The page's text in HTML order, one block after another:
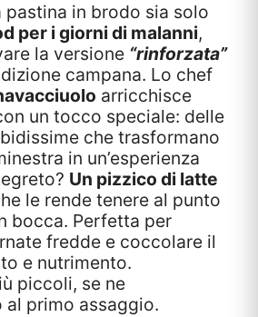
pastina in brodo sia solo
per i giorni di malanni,
la versione “rinforzata”
campana. Lo chef
arricchisce
un tocco speciale: delle
che trasformano
in un’esperienza
Un pizzico di latte
le rende tenere al punto
bocca. Perfetta per
fredde e coccolare il
e nutrimento.
piccoli, se ne
al primo assaggio.